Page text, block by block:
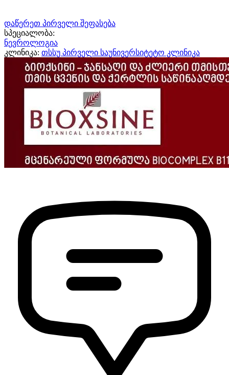
დაწერეთ პირველი შეფასება
სპეციალობა:
ნევროლოგია
კლინიკა: თსსუ პირველი საუნივერსიტეტო კლინიკა